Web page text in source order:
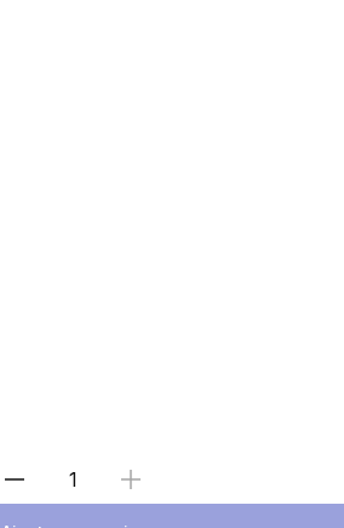
Choisir une quantité